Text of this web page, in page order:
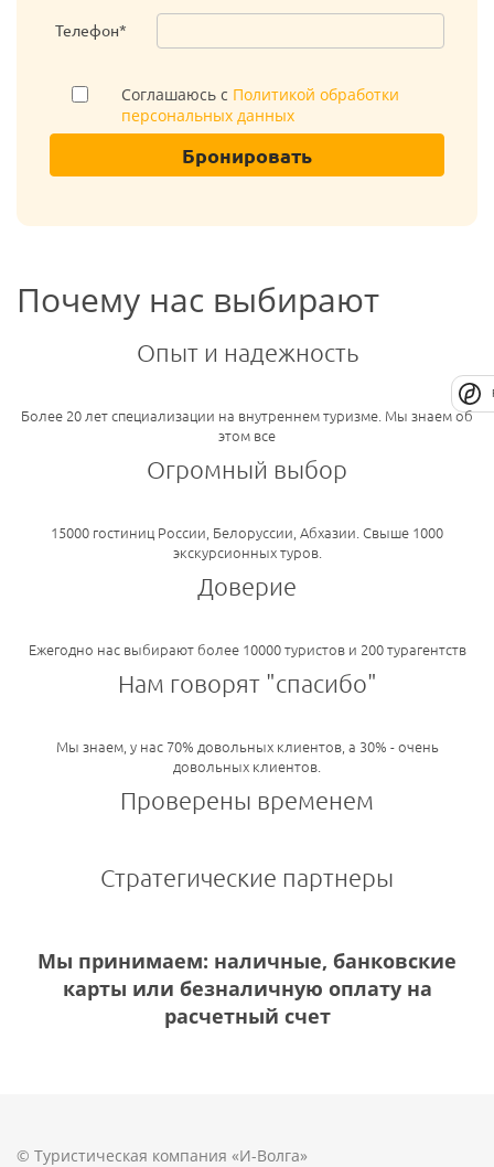
Телефон*
Соглашаюсь с Политикой обработки
персональных данных
Бронировать
Почему нас выбирают
Опыт и надежность
Более 20 лет специализации на внутреннем туризме. Мы знаем об
этом все
Огромный выбор
15000 гостиниц России, Белоруссии, Абхазии. Свыше 1000
экскурсионных туров.
Доверие
Ежегодно нас выбирают более 10000 туристов и 200 турагентств
Нам говорят "спасибо"
Мы знаем, у нас 70% довольных клиентов, а 30% - очень
довольных клиентов.
Проверены временем
Стратегические партнеры
Мы принимаем: наличные, банковские
карты или безналичную оплату на
расчетный счет
© Туристическая компания «И-Волга»